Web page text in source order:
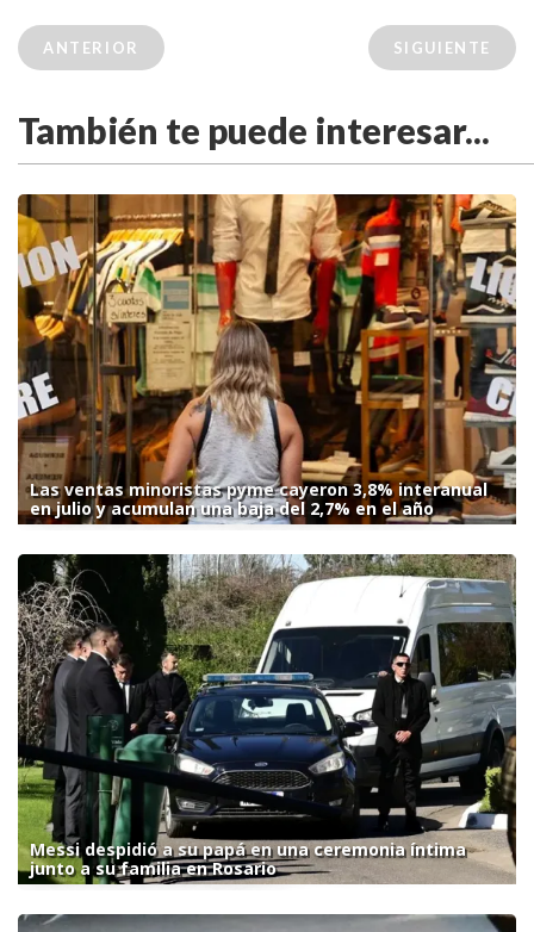
ANTERIOR SIGUIENTE
También te puede interesar...
Las ventas minoristas pyme cayeron 3,8% interanual
en julio y acumulan una baja del 2,7% en el año
Messi despidió a su papá en una ceremonia íntima
junto a su familia en Rosario